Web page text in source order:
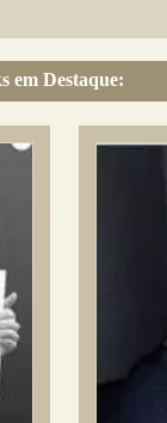
em Destaque: